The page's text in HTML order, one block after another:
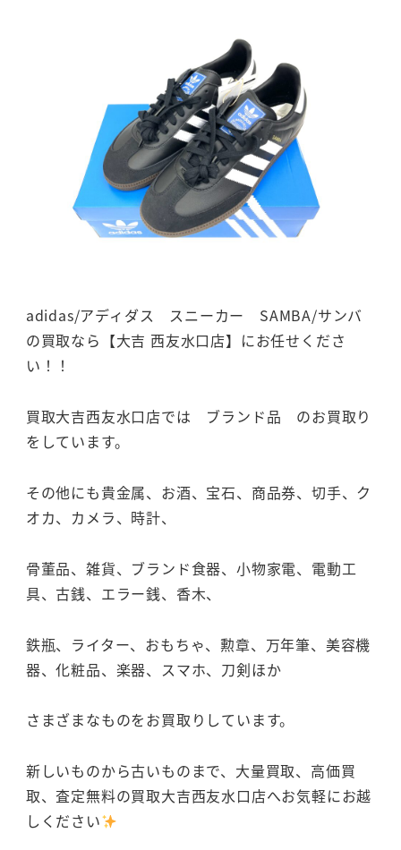
adidas/アディダス スニーカー SAMBA/サンバ
の買取なら【大吉 西友水口店】にお任せくださ
い！！
買取大吉西友水口店では ブランド品 のお買取り
をしています。
その他にも貴金属、お酒、宝石、商品券、切手、ク
オカ、カメラ、時計、
骨董品、雑貨、ブランド食器、小物家電、電動工
具、古銭、エラー銭、香木、
鉄瓶、ライター、おもちゃ、勲章、万年筆、美容機
器、化粧品、楽器、スマホ、刀剣ほか
さまざまなものをお買取りしています。
新しいものから古いものまで、大量買取、高価買
取、査定無料の買取大吉西友水口店へお気軽にお越
しください